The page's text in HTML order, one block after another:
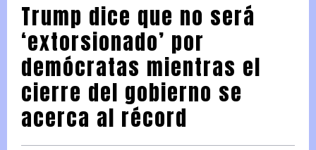
Trump dice que no será
‘extorsionado’ por
demócratas mientras el
cierre del gobierno se
acerca al récord